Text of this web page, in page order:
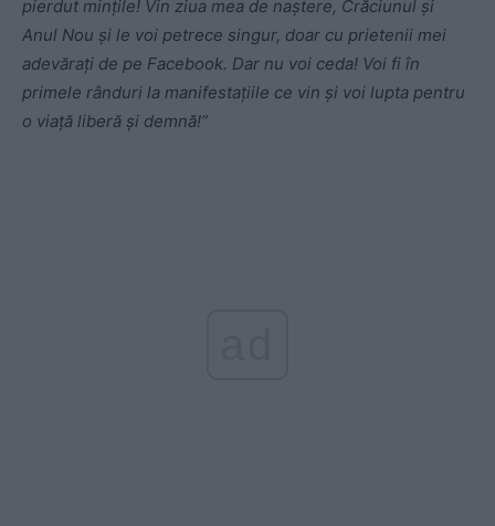
pierdut mințile! Vin ziua mea de naștere, Crăciunul și
Anul Nou și le voi petrece singur, doar cu prietenii mei
adevărați de pe Facebook. Dar nu voi ceda! Voi fi în
primele rânduri la manifestațiile ce vin și voi lupta pentru
o viață liberă și demnă!”